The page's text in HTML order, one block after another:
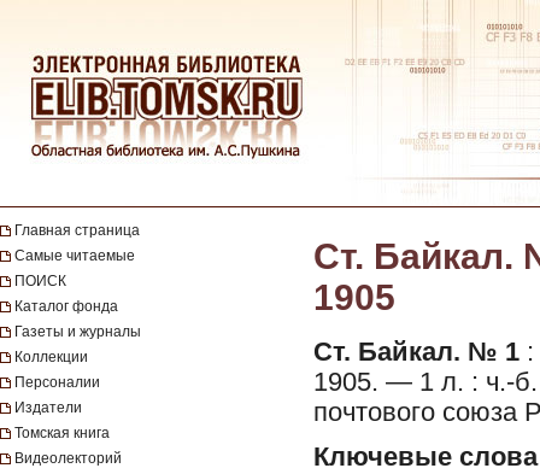
Главная страница
Самые читаемые
ПОИСК
Каталог фонда
Газеты и журналы
Коллекции
Персоналии
Издатели
Томская книга
Видеолекторий
Ст. Байкал.
1905
Ст. Байкал. № 1
1905. — 1 л. : ч.-
почтового союза
Ключевые слова